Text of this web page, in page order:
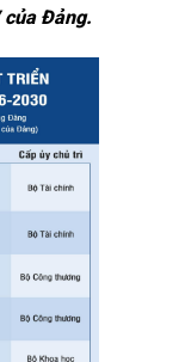
Đảng.